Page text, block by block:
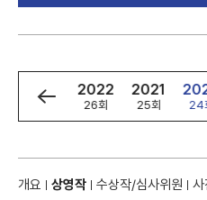
2023
27회
2022
26회
2021
25회 24
개요 상영작 수상작/심사위원 사